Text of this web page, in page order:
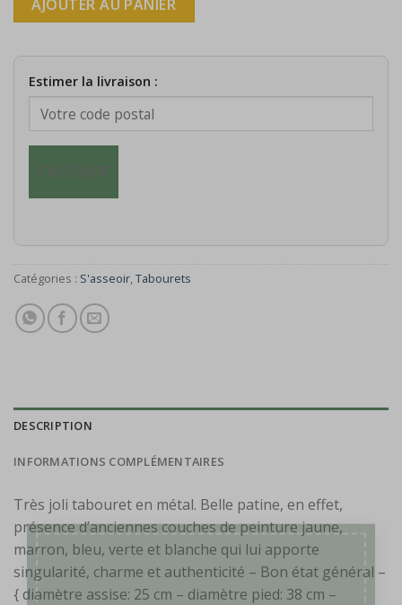
×
AJOUTER AU PANIER
Estimer la livraison :
Catégories : S'asseoir,Tabourets
DESCRIPTION
INFORMATIONS COMPLÉMENTAIRES
Très joli tabouret en métal. Belle patine, en effet,
présence d’anciennes couches de peinture jaune,
marron, bleu, verte et blanche qui lui apporte
singularité, charme et authenticité – Bon état général –
{ diamètre assise: 25 cm – diamètre pied: 38 cm –